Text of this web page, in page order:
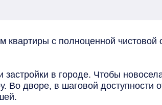
с полноценной чистовой
в городе. Чтобы
Во дворе, в шаговой доступности